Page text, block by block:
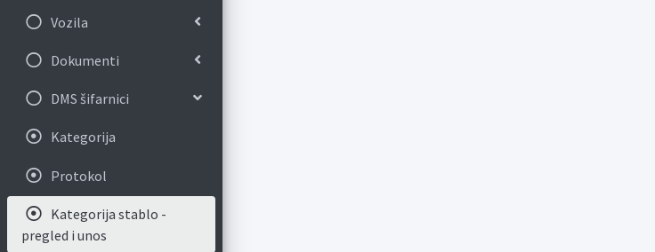
Vozila
Dokumenti
DMS šifarnici
Kategorija
Protokol
Kategorija stablo -
pregled i unos